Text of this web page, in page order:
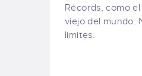
Récords, como
viejo del mundo.
limites.